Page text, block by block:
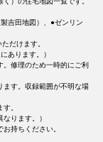
吉田地図）、●ゼンリン
だけます。
あります。）
。修理のため一時的にご利
ます。収録範囲が不明な場
。
ります。）
持ちください。